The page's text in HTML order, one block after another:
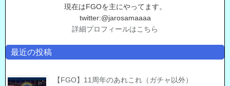
現在はFGOを主にやってます。
twitter:@jarosamaaaa
詳細プロフィールはこちら
最近の投稿
【FGO】11周年のあれこれ（ガチャ以外）